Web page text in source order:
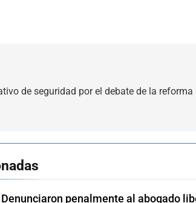
de seguridad por el debate de la reforma
Denunciaron penalmente al abogado